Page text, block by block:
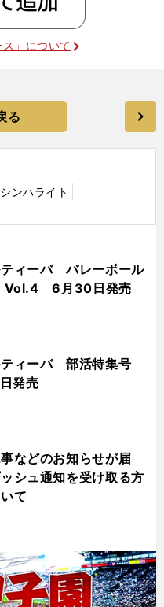
」について
る
ンハライト
ティーバ バレーボール
Vol.4 6月30日発売
ティーバ 部活特集号
発売
などのお知らせが届
シュ通知を受け取る方
て